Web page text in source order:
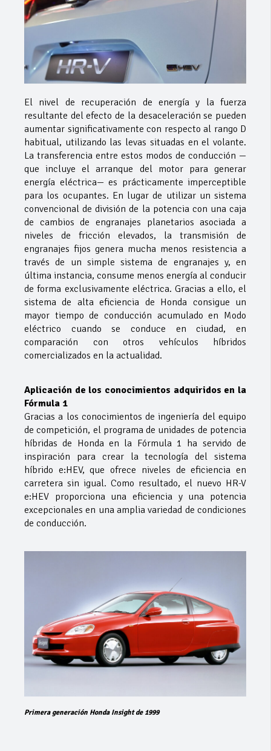
El nivel de recuperación de energía y la fuerza
resultante del efecto de la desaceleración se pueden
aumentar significativamente con respecto al rango D
habitual, utilizando las levas situadas en el volante.
La transferencia entre estos modos de conducción —
que incluye el arranque del motor para generar
energía eléctrica— es prácticamente imperceptible
para los ocupantes. En lugar de utilizar un sistema
convencional de división de la potencia con una caja
de cambios de engranajes planetarios asociada a
niveles de fricción elevados, la transmisión de
engranajes fijos genera mucha menos resistencia a
través de un simple sistema de engranajes y, en
última instancia, consume menos energía al conducir
de forma exclusivamente eléctrica. Gracias a ello, el
sistema de alta eficiencia de Honda consigue un
mayor tiempo de conducción acumulado en Modo
eléctrico cuando se conduce en ciudad, en
comparación con otros vehículos híbridos
comercializados en la actualidad.
Aplicación de los conocimientos adquiridos en la
Fórmula 1
Gracias a los conocimientos de ingeniería del equipo
de competición, el programa de unidades de potencia
híbridas de Honda en la Fórmula 1 ha servido de
inspiración para crear la tecnología del sistema
híbrido e:HEV, que ofrece niveles de eficiencia en
carretera sin igual. Como resultado, el nuevo HR-V
e:HEV proporciona una eficiencia y una potencia
excepcionales en una amplia variedad de condiciones
de conducción.
Primera generación Honda Insight de 1999